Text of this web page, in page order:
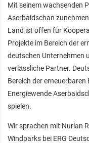
Mit seinem wachsenden
Aserbaidschan
Land ist offen für
Projekte im Bereich der
deutschen Unternehmen
verlässliche Partner.
Bereich der erneuerbaren
Energiewende
spielen.
Wir sprachen mit Nurlan
Windparks bei ERG